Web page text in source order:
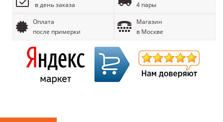
в день заказа
4 пары
Оплата
после примерки
Магазин
в Москве